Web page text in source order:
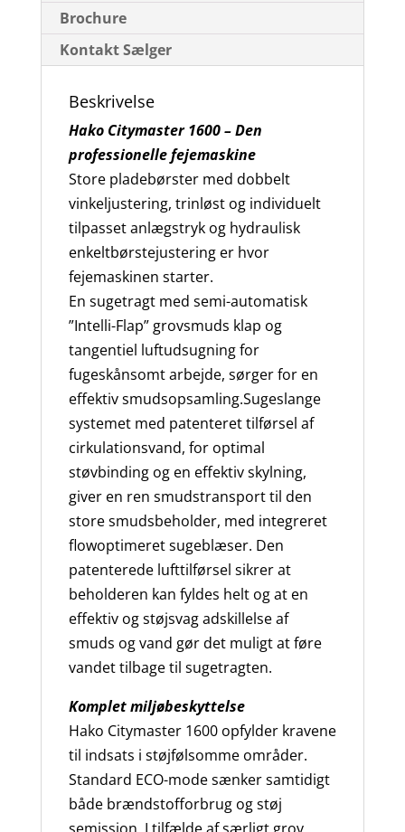
Brochure
Kontakt Sælger
Beskrivelse
Hako Citymaster 1600 – Den
professionelle fejemaskine
Store pladebørster med dobbelt
vinkeljustering, trinløst og individuelt
tilpasset anlægstryk og hydraulisk
enkeltbørstejustering er hvor
fejemaskinen starter.
En sugetragt med semi-automatisk
”Intelli-Flap” grovsmuds klap og
tangentiel luftudsugning for
fugeskånsomt arbejde, sørger for en
effektiv smudsopsamling.Sugeslange
systemet med patenteret tilførsel af
cirkulationsvand, for optimal
støvbinding og en effektiv skylning,
giver en ren smudstransport til den
store smudsbeholder, med integreret
flowoptimeret sugeblæser. Den
patenterede lufttilførsel sikrer at
beholderen kan fyldes helt og at en
effektiv og støjsvag adskillelse af
smuds og vand gør det muligt at føre
vandet tilbage til sugetragten.
Komplet miljøbeskyttelse
Hako Citymaster 1600 opfylder kravene
til indsats i støjfølsomme områder.
Standard ECO-mode sænker samtidigt
både brændstofforbrug og støj